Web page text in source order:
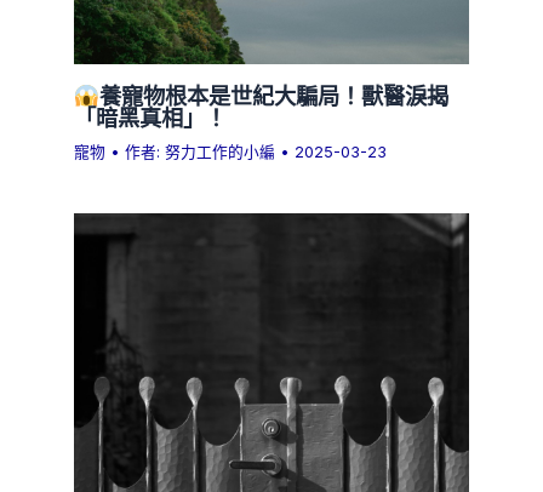
養寵物根本是世紀大騙局！獸醫淚揭
「暗黑真相」！
寵物 • 作者:努力工作的小編 • 2025-03-23